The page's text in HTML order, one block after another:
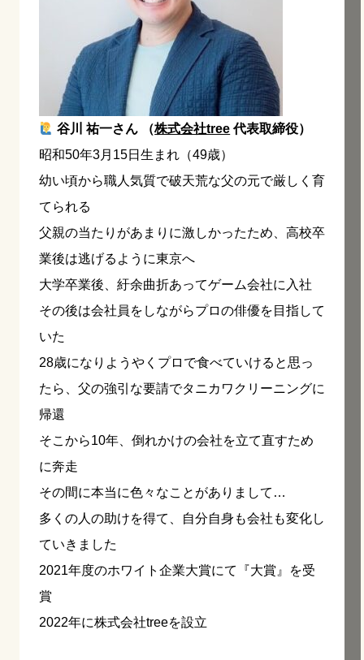
谷川 祐一さん （株式会社tree代表取締役）
昭和50年3月15日生まれ（49歳）
幼い頃から職人気質で破天荒な父の元で厳しく育
てられる
父親の当たりがあまりに激しかったため、高校卒
業後は逃げるように東京へ
大学卒業後、紆余曲折あってゲーム会社に入社
その後は会社員をしながらプロの俳優を目指して
いた
28歳になりようやくプロで食べていけると思っ
たら、父の強引な要請でタニカワクリーニングに
帰還
そこから10年、倒れかけの会社を立て直すため
に奔走
その間に本当に色々なことがありまして…
多くの人の助けを得て、自分自身も会社も変化し
ていきました
2021年度のホワイト企業大賞にて『大賞』を受
賞
2022年に株式会社treeを設立